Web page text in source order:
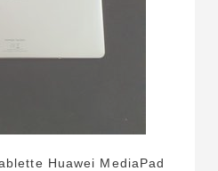
Huawei MediaPad